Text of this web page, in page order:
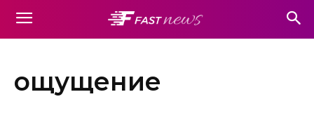
ощущение